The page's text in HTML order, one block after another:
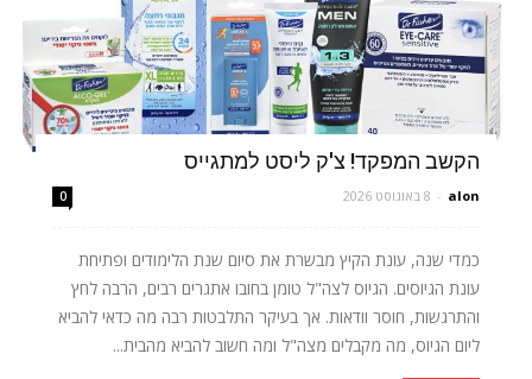
הקשב המפקד! צ'ק ליסט למתגייס
alon
- 8 באוגוסט 2026 0
כמדי שנה, עונת הקיץ מבשרת את סיום שנת הלימודים ופתיחת
עונת הגיוסים. הגיוס לצה"ל טומן בחובו אתגרים רבים, הרבה לחץ
והתרגשות, חוסר וודאות. אך בעיקר התלבטות רבה מה כדאי להביא
ליום הגיוס, מה מקבלים מצה"ל ומה חשוב להביא מהבית...